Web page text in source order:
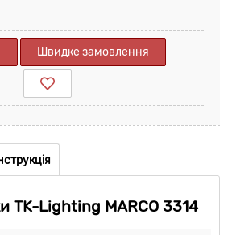
Швидке замовлення
TK-Lighting MARCO 3314